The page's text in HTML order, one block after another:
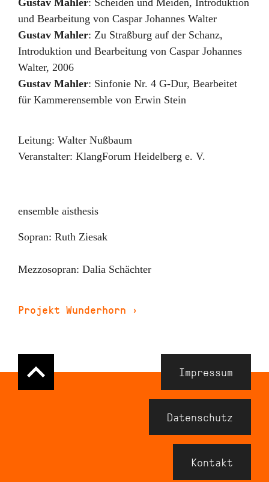
Gustav Mahler: Scheiden und Meiden, Introduktion
und Bearbeitung von Caspar Johannes Walter
Gustav Mahler: Zu Straßburg auf der Schanz,
Introduktion und Bearbeitung von Caspar Johannes
Walter, 2006
Gustav Mahler: Sinfonie Nr. 4 G-Dur, Bearbeitet
für Kammerensemble von Erwin Stein
Leitung: Walter Nußbaum
Veranstalter: KlangForum Heidelberg e. V.
ensemble aisthesis
Sopran: Ruth Ziesak
Mezzosopran: Dalia Schächter
Projekt Wunderhorn ›
Navigation
Meta
Footer
Impressum
Datenschutz
Kontakt